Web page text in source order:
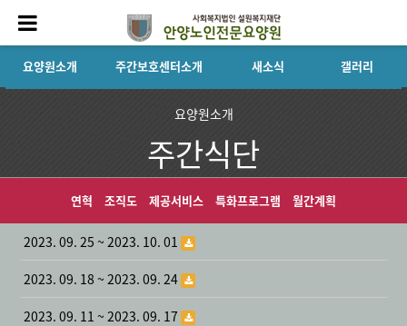
요양원소개 주간보호센터소개 새소식 갤러리
요양원소개
주간식단
연혁 조직도 제공서비스 특화프로그램 월간계획
2023. 09. 25 ~ 2023. 10. 01
2023. 09. 18 ~ 2023. 09. 24
2023. 09. 11 ~ 2023. 09. 17